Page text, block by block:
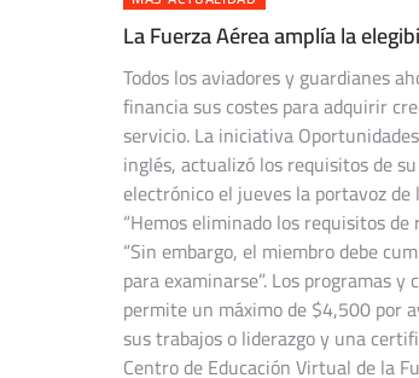
La Fuerza Aérea amplía la
Todos los aviadores y guardianes
financia sus costes para adquirir
servicio. La iniciativa
inglés, actualizó los requisitos de
electrónico el jueves la portavoz
“Hemos eliminado los requisitos
“Sin embargo, el miembro debe
para examinarse”. Los programas
permite un máximo de $4,500 por
sus trabajos o liderazgo y una
Centro de Educación Virtual de la